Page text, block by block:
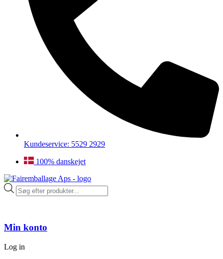
Kundeservice: 5529 2929
100% danskejet
Products
search
Min konto
Log in